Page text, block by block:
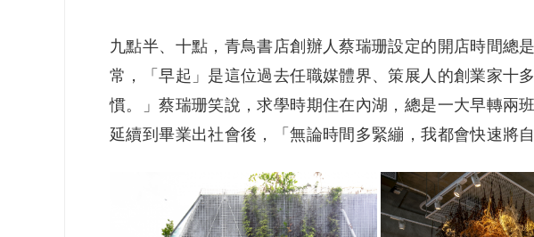
九點半、十點，青鳥書店創辦人蔡瑞珊設定的開店時間總
常，「早起」是這位過去任職媒體界、策展人的創業家十
慣。」蔡瑞珊笑說，求學時期住在內湖，總是一大早轉兩
延續到畢業出社會後，「無論時間多緊繃，我都會快速將